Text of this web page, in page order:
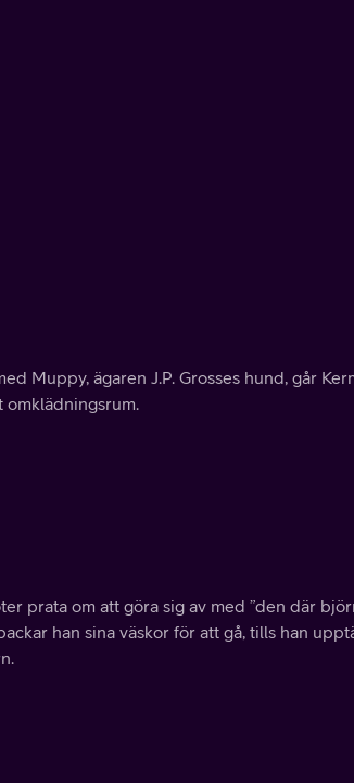
Muppy, ägaren J.P. Grosses hund, går
prata om att göra sig av med ”den där
han sina väskor för att gå, tills han